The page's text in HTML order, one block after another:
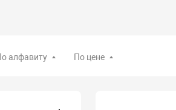
алфавиту По цене